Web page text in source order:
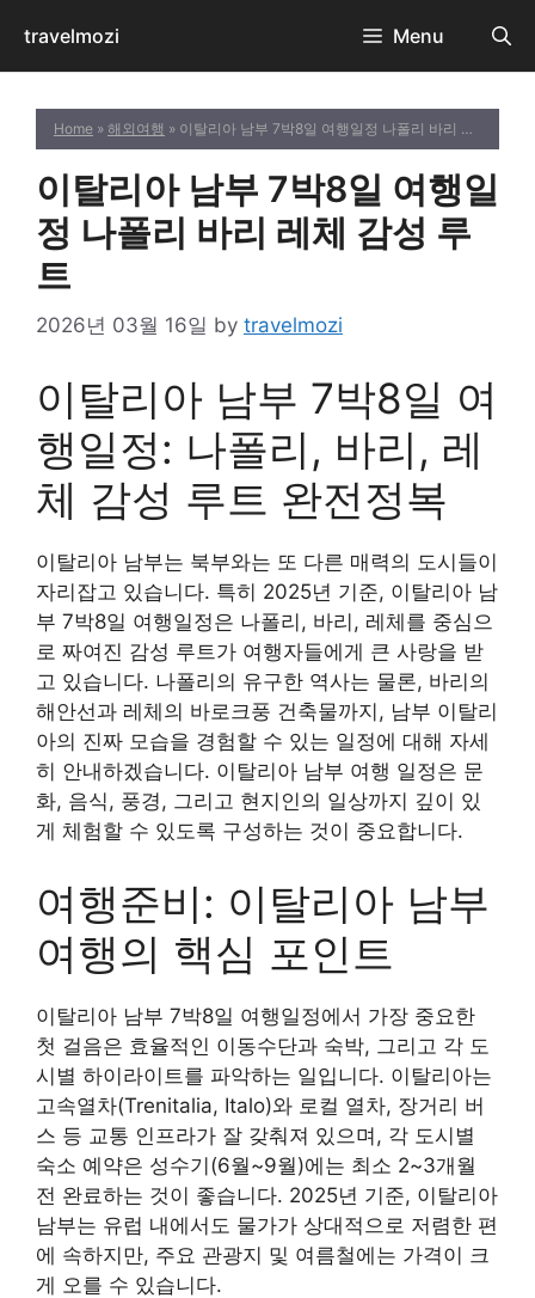
content
travelmozi Menu
Home » 해외여행 » 이탈리아 남부 7박8일 여행일정 나폴리 바리 레체 감성 루트
이탈리아 남부 7박8일 여행일
정 나폴리 바리 레체 감성 루
트
2026년 03월 16일 by travelmozi
이탈리아 남부 7박8일 여
행일정: 나폴리, 바리, 레
체 감성 루트 완전정복
이탈리아 남부는 북부와는 또 다른 매력의 도시들이
자리잡고 있습니다. 특히 2025년 기준, 이탈리아 남
부 7박8일 여행일정은 나폴리, 바리, 레체를 중심으
로 짜여진 감성 루트가 여행자들에게 큰 사랑을 받
고 있습니다. 나폴리의 유구한 역사는 물론, 바리의
해안선과 레체의 바로크풍 건축물까지, 남부 이탈리
아의 진짜 모습을 경험할 수 있는 일정에 대해 자세
히 안내하겠습니다. 이탈리아 남부 여행 일정은 문
화, 음식, 풍경, 그리고 현지인의 일상까지 깊이 있
게 체험할 수 있도록 구성하는 것이 중요합니다.
여행준비: 이탈리아 남부
여행의 핵심 포인트
이탈리아 남부 7박8일 여행일정에서 가장 중요한
첫 걸음은 효율적인 이동수단과 숙박, 그리고 각 도
시별 하이라이트를 파악하는 일입니다. 이탈리아는
고속열차(Trenitalia, Italo)와 로컬 열차, 장거리 버
스 등 교통 인프라가 잘 갖춰져 있으며, 각 도시별
숙소 예약은 성수기(6월~9월)에는 최소 2~3개월
전 완료하는 것이 좋습니다. 2025년 기준, 이탈리아
남부는 유럽 내에서도 물가가 상대적으로 저렴한 편
에 속하지만, 주요 관광지 및 여름철에는 가격이 크
게 오를 수 있습니다.